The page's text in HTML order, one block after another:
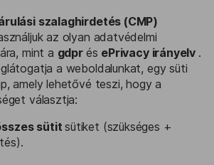
szalaghirdetés (CMP)
az olyan adatvédelmi
mint a gdpr és ePrivacy irányelv .
a weboldalunkat, egy süti
amely lehetővé teszi, hogy a
választja:
sütitsütiket (szükséges +